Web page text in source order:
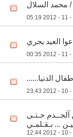
محمد السلال
05:19
العيد يجري
00:35
الدنيا......
23:43
آلجــدم حـتـى
... بـقـلمـي
12:44